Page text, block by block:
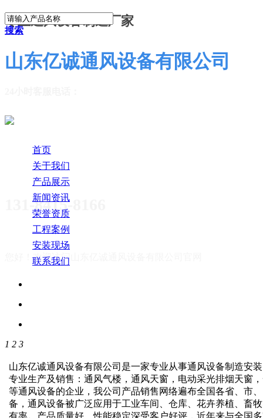
专业通风设备制造厂家
山东亿诚通风设备有限公司
131-8415-8166
您好！欢迎访问
搜索
首页
关于我们
产品展示
新闻资讯
荣誉资质
工程案例
安装现场
联系我们
1 2 3
山东亿诚通风设备有限公司是一家专业从事通风设备制造安
专业生产及销售：通风气楼，通风天窗，电动采光排烟天窗
等通风设备的企业，我公司产品销售网络遍布全国各省、市
备，通风设备被广泛应用于工业车间、仓库、花卉养植、畜